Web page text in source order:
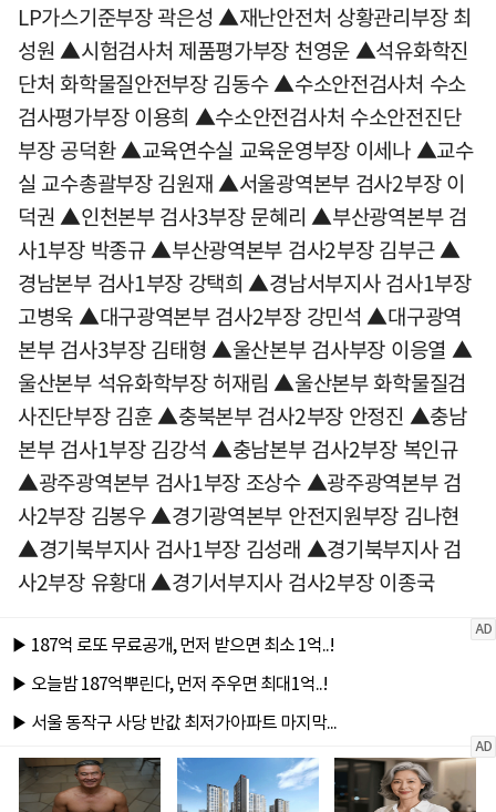
LP가스기준부장 곽은성 ▲재난안전처 상황관리부장 최
성원 ▲시험검사처 제품평가부장 천영운 ▲석유화학진
단처 화학물질안전부장 김동수 ▲수소안전검사처 수소
검사평가부장 이용희 ▲수소안전검사처 수소안전진단
부장 공덕환 ▲교육연수실 교육운영부장 이세나 ▲교수
실 교수총괄부장 김원재 ▲서울광역본부 검사2부장 이
덕권 ▲인천본부 검사3부장 문혜리 ▲부산광역본부 검
사1부장 박종규 ▲부산광역본부 검사2부장 김부근 ▲
경남본부 검사1부장 강택희 ▲경남서부지사 검사1부장
고병욱 ▲대구광역본부 검사2부장 강민석 ▲대구광역
본부 검사3부장 김태형 ▲울산본부 검사부장 이응열 ▲
울산본부 석유화학부장 허재림 ▲울산본부 화학물질검
사진단부장 김훈 ▲충북본부 검사2부장 안정진 ▲충남
본부 검사1부장 김강석 ▲충남본부 검사2부장 복인규
▲광주광역본부 검사1부장 조상수 ▲광주광역본부 검
사2부장 김봉우 ▲경기광역본부 안전지원부장 김나현
▲경기북부지사 검사1부장 김성래 ▲경기북부지사 검
사2부장 유황대 ▲경기서부지사 검사2부장 이종국